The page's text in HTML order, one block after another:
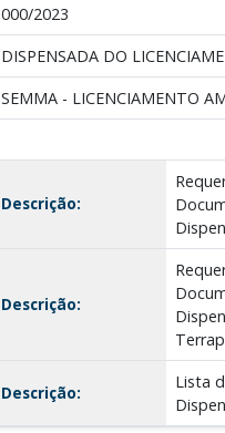
000/2023
DISPENSADA DO
SEMMA - LICENCIAMENTO
Descrição:
Descrição:
Descrição:
Lista